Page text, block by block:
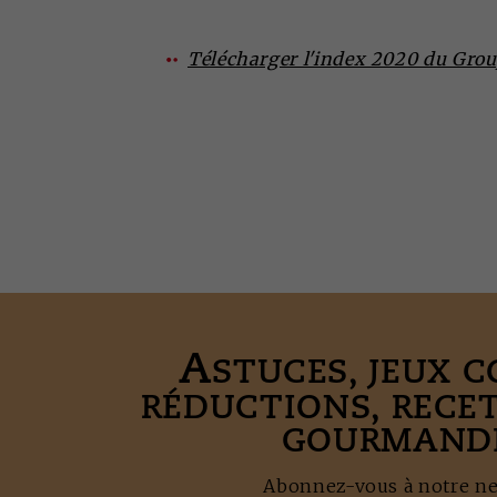
Télécharger l'index 2020 du
ASTUCES, JEUX
RÉDUCTIONS,
Abonnez-vous à notre